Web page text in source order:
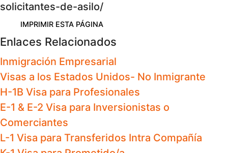
solicitantes-de-asilo/
IMPRIMIR ESTA PÁGINA
Enlaces Relacionados
Inmigración Empresarial
Visas a los Estados Unidos- No Inmigrante
H-1B Visa para Profesionales
E-1 & E-2 Visa para Inversionistas o
Comerciantes
L-1 Visa para Transferidos Intra Compañía